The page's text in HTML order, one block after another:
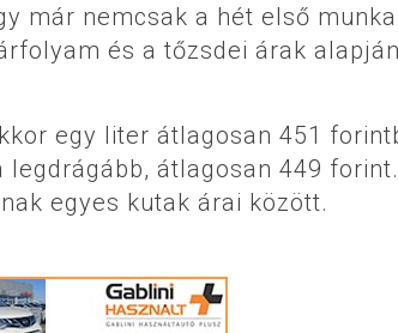
már nemcsak a hét első
és a tőzsdei árak
egy liter átlagosan 451
átlagosan 449
egyes kutak árai között.